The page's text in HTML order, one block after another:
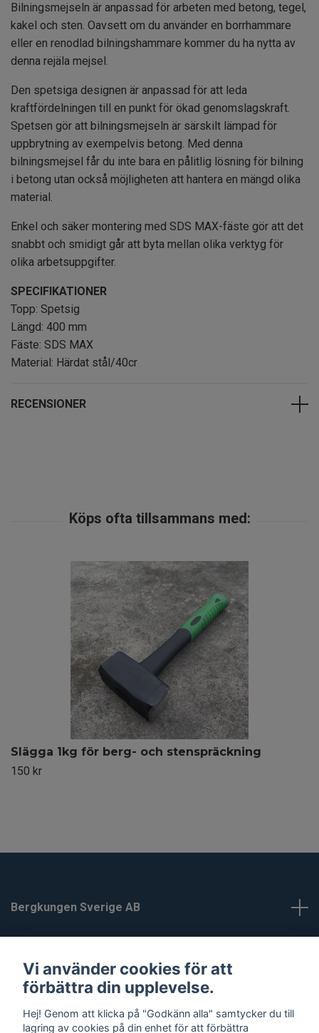
Bilningsmejseln är anpassad för arbeten med betong, tegel,
kakel och sten. Oavsett om du använder en borrhammare
eller en renodlad bilningshammare kommer du ha nytta av
denna rejäla mejsel.
Den spetsiga designen är anpassad för att leda
kraftfördelningen till en punkt för ökad genomslagskraft.
Spetsen gör att bilningsmejseln är särskilt lämpad för
uppbrytning av exempelvis betong. Med denna
bilningsmejsel får du inte bara en pålitlig lösning för bilning
i betong utan också möjligheten att hantera en mängd olika
material.
Enkel och säker montering med SDS MAX-fäste gör att det
snabbt och smidigt går att byta mellan olika verktyg för
olika arbetsuppgifter.
SPECIFIKATIONER
Topp: Spetsig
Längd: 400 mm
Fäste: SDS MAX
Material: Härdat stål/40cr
RECENSIONER
Slägga 1kg för berg- och stenspräckning
150 kr
Bergkungen Sverige AB
Läs mer
Sociala medier
Vi använder cookies för att
förbättra din upplevelse.
Hej! Genom att klicka på "Godkänn alla" samtycker du till
lagring av cookies på din enhet för att förbättra